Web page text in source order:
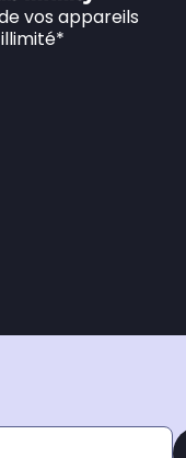
vos appareils